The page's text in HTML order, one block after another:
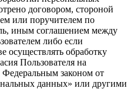
договором, стороной
или поручителем по
иным соглашением между
либо если
осуществлять обработку
Пользователя на
законом от
данных» или другими